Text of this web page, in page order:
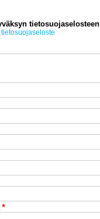
MEDIATIEDOT
YHTEYSTIEDOT
tietosuojaselosteen
tietosuojaseloste